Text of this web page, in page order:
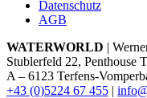
Datenschutz
AGB
WATERWORLD |
Stublerfeld 22, Penthouse
A – 6123 Terfens-
+43 (0)5224 67 455 |